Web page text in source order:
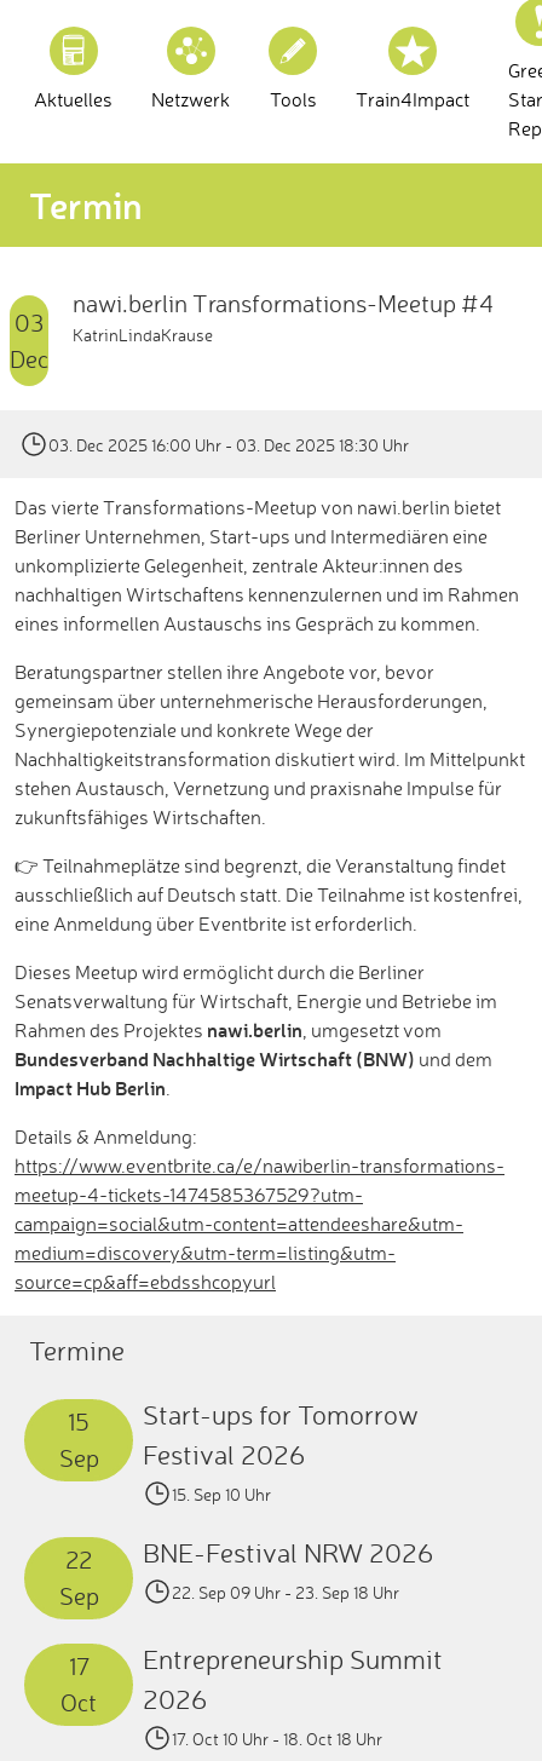
Aktuelles Netzwerk Tools Train4Impact
Termin
03
Dec
nawi.berlin Transformations-Meetup #4
KatrinLindaKrause
03. Dec 2025 16:00 Uhr - 03. Dec 2025 18:30 Uhr
Das vierte Transformations-Meetup von nawi.berlin bietet
Berliner Unternehmen, Start-ups und Intermediären eine
unkomplizierte Gelegenheit, zentrale Akteur:innen des
nachhaltigen Wirtschaftens kennenzulernen und im Rahmen
eines informellen Austauschs ins Gespräch zu kommen.
Beratungspartner stellen ihre Angebote vor, bevor
gemeinsam über unternehmerische Herausforderungen,
Synergiepotenziale und konkrete Wege der
Nachhaltigkeitstransformation diskutiert wird. Im Mittelpunkt
stehen Austausch, Vernetzung und praxisnahe Impulse für
zukunftsfähiges Wirtschaften.
👉 Teilnahmeplätze sind begrenzt, die Veranstaltung findet
ausschließlich auf Deutsch statt. Die Teilnahme ist kostenfrei,
eine Anmeldung über Eventbrite ist erforderlich.
Dieses Meetup wird ermöglicht durch die Berliner
Senatsverwaltung für Wirtschaft, Energie und Betriebe im
Rahmen des Projektes nawi.berlin, umgesetzt vom
Bundesverband Nachhaltige Wirtschaft (BNW) und dem
Impact Hub Berlin.
Details & Anmeldung:
https://www.eventbrite.ca/e/nawiberlin-transformations-
meetup-4-tickets-1474585367529?utm-
campaign=social&utm-content=attendeeshare&utm-
medium=discovery&utm-term=listing&utm-
source=cp&aff=ebdsshcopyurl
Termine
15
Sep
Start-ups for Tomorrow
Festival 2026
15. Sep 10 Uhr
22
Sep
BNE-Festival NRW 2026
22. Sep 09 Uhr - 23. Sep 18 Uhr
17
Oct
Entrepreneurship Summit
2026
17. Oct 10 Uhr - 18. Oct 18 Uhr